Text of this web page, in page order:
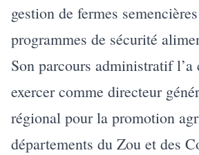
gestion de fermes
programmes de sécurité
Son parcours administratif l’a
exercer comme directeur
régional pour la promotion
départements du Zou et des